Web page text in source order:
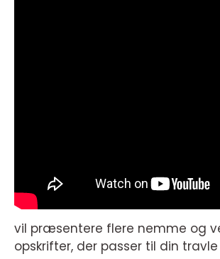
vil præsentere flere nemme og
opskrifter, der passer til din